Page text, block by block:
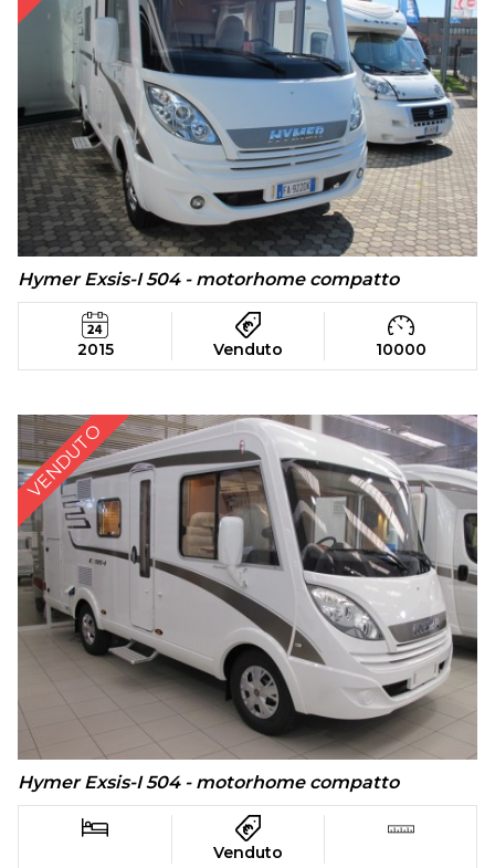
Hymer Exsis-I 504 - motorhome compatto
2015 Venduto 10000
VENDUTO
Hymer Exsis-I 504 - motorhome compatto
Venduto